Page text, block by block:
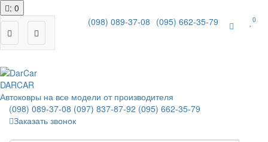
: 0
(098) 089-37-08 (095) 662-35-79 0
DARCAR
Автоковры на все модели от производителя
(098) 089-37-08 (097) 837-87-92 (095) 662-35-79
Заказать звонок